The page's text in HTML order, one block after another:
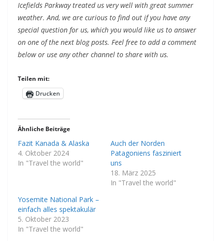
Icefields Parkway treated us very well with great summer
weather. And, we are curious to find out if you have any
special question for us, which you would like us to answer
on one of the next blog posts. Feel free to add a comment
below or use any other channel to share with us.
Teilen mit:
Drucken
Ähnliche Beiträge
Fazit Kanada & Alaska
4. Oktober 2024
In "Travel the world"
Auch der Norden
Patagoniens fasziniert
uns
18. März 2025
In "Travel the world"
Yosemite National Park –
einfach alles spektakulär
5. Oktober 2023
In "Travel the world"